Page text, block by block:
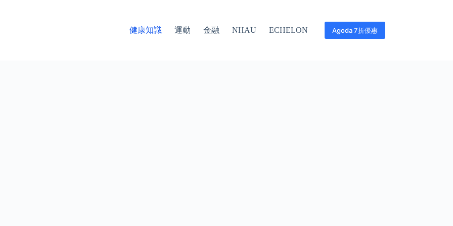
健康知識 運動 金融 NHAU ECHELON Agoda 7折優惠